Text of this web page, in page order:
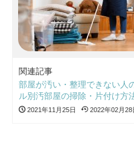
関連記事
部屋が汚い・整理できない人
ル別汚部屋の掃除・片付け方
2021年11月25日 2022年02月28